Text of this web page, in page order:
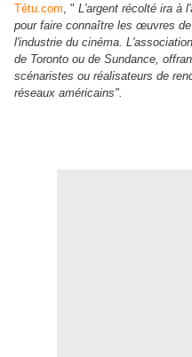
Tétu.com, " L'argent récolté ira à
pour faire connaître les œuvres
l'industrie du cinéma.
de Toronto ou de Sundance,
scénaristes ou réalisateurs de
réseaux américains".